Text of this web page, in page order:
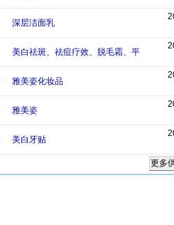
深层洁面乳
美白祛斑、祛痘疗效、脱毛霜、平
雅美姿化妆品
雅美姿
美白牙贴